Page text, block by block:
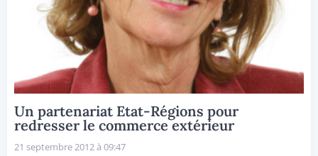
Un partenariat Etat-Régions pour
redresser le commerce extérieur
21 septembre 2012 à 09:47